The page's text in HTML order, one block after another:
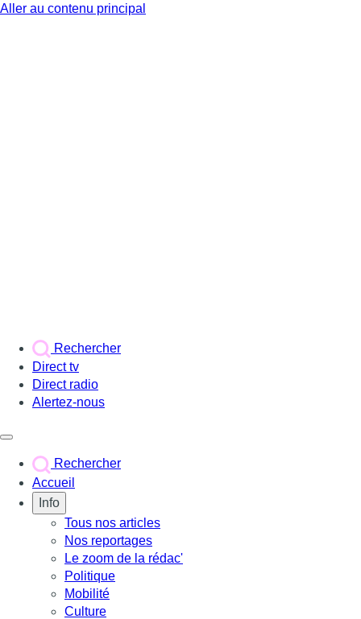
Aller au contenu principal
Rechercher
Direct tv
Direct radio
Alertez-nous
Rechercher
Accueil
Info
Tous nos articles
Nos reportages
Le zoom de la rédac'
Politique
Mobilité
Culture